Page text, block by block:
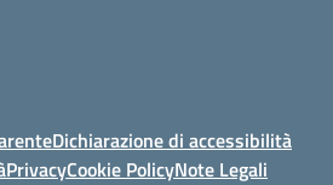
Dichiarazione di accessibilità
PrivacyCookie PolicyNote Legali